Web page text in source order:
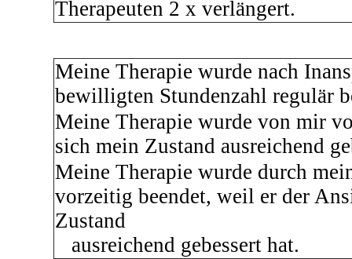
Therapeuten 2 x verlängert.
Meine Therapie wurde nach
bewilligten Stundenzahl regulär
Meine Therapie wurde von mir
sich mein Zustand ausreichend
Meine Therapie wurde durch
vorzeitig beendet, weil er der
Zustand
ausreichend gebessert hat.